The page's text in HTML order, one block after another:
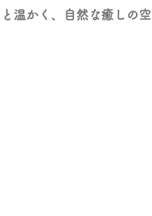
温かく、自然な癒しの